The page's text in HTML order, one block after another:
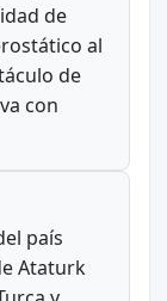
de
al
de
con
país
Ataturk